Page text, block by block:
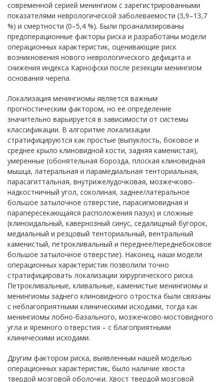
современной серией менингиом с зарегистрированными
показателями неврологической заболеваемости (3,9–13,7
%) и смертности (0–5,4 %). Были проанализированы
предоперационные факторы риска и разработаны модели
операционных характеристик, оценивающие риск
возникновения нового неврологического дефицита и
снижения индекса Карнофски после резекции менингиом
основания черепа.
Локализация менингиомы является важным
прогностическим фактором, но ее определение
значительно варьируется в зависимости от системы
классификации. В алгоритме локализации
стратифицируются как простые (выпуклость, боковое и
среднее крыло клиновидной кости, задняя каменистая),
умеренные (обонятельная борозда, плоская клиновидная
мышца, латеральная и парамедиальная тенториальная,
парасагиттальная, внутрижелудочковая, мозжечково-
надкостничный угол, соколиная, заднее/латеральное
большое затылочное отверстие, парасигмовидная и
парапересекающаяся расположения пазух) и сложные
(клиноидальный, кавернозный синус, седалищный бугорок,
медиальный и резцовый тенториальный, вентральный
каменистый, петрокливальный и переднее/переднебоковое
большое затылочное отверстие). Наконец, наши модели
операционных характеристик позволили точно
стратифицировать локализации хирургического риска.
Петрокливальные, кливальные, каменистые менингиомы и
менингиомы заднего клиновидного отростка были связаны
с неблагоприятными клиническими исходами, тогда как
менингиомы лобно-базального, мозжечково-мостовидного
угла и яремного отверстия – с благоприятными
клиническими исходами.
Другим фактором риска, выявленным нашей моделью
операционных характеристик, было наличие хвоста
твердой мозговой оболочки. Хвост твердой мозговой